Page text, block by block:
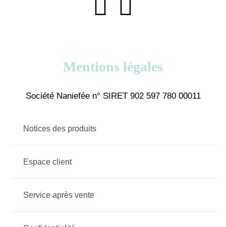
Mentions légales
Société Naniefée n° SIRET 902 597 780 00011
Notices des produits
Espace client
Service après vente